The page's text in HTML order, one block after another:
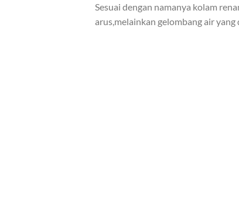
Sesuai dengan namanya kolam
arus,melainkan gelombang air